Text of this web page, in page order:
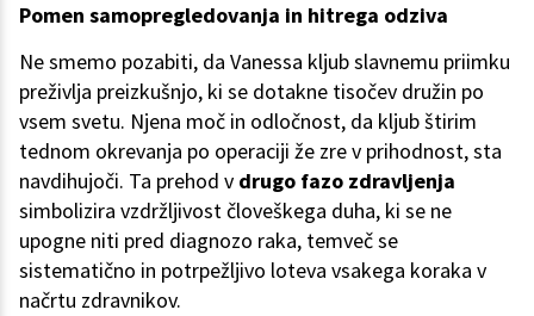
Pomen samopregledovanja in hitrega odziva
Ne smemo pozabiti, da Vanessa kljub slavnemu priimku
preživlja preizkušnjo, ki se dotakne tisočev družin po
vsem svetu. Njena moč in odločnost, da kljub štirim
tednom okrevanja po operaciji že zre v prihodnost, sta
navdihujoči. Ta prehod v drugo fazo zdravljenja
simbolizira vzdržljivost človeškega duha, ki se ne
upogne niti pred diagnozo raka, temveč se
sistematično in potrpežljivo loteva vsakega koraka v
načrtu zdravnikov.